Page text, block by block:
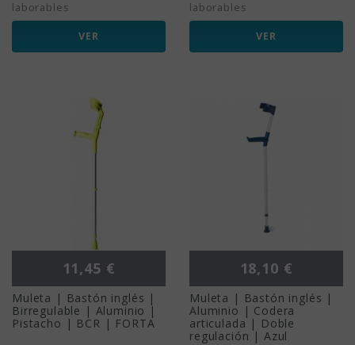
laborables
VER
laborables
VER
Precio
11,45 €
Muleta | Bastón inglés |
Birregulable | Aluminio |
Pistacho | BCR | FORTA
Precio
18,10 €
Muleta | Bastón inglés |
Aluminio | Codera
articulada | Doble
regulación | Azul